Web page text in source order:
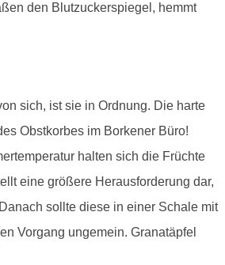
den Blutzuckerspiegel, hemmt
sich, ist sie in Ordnung. Die harte
Obstkorbes im Borkener Büro!
halten sich die Früchte
eine größere Herausforderung dar,
sollte diese in einer Schale mit
Vorgang ungemein. Granatäpfel